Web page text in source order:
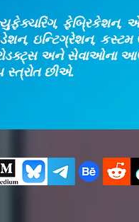
ફેબ્રિકેશન,
ઇન્ટિગ્રેશન,
અને સેવાઓના
સ્ત્રોત છીએ.